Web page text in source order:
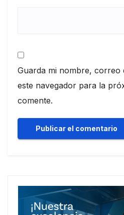
Guarda mi nombre,
este navegador para la
comente.